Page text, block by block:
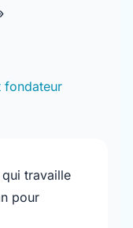
fondateur
travaille
pour